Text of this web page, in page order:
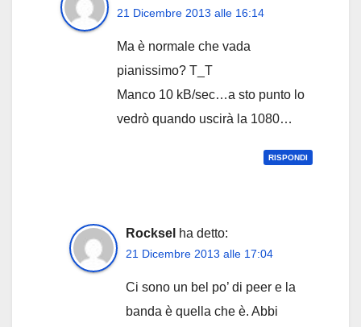
21 Dicembre 2013 alle 16:14
Ma è normale che vada
pianissimo? T_T
Manco 10 kB/sec…a sto punto lo
vedrò quando uscirà la 1080…
RISPONDI
Rocksel ha detto:
21 Dicembre 2013 alle 17:04
Ci sono un bel po’ di peer e la
banda è quella che è. Abbi